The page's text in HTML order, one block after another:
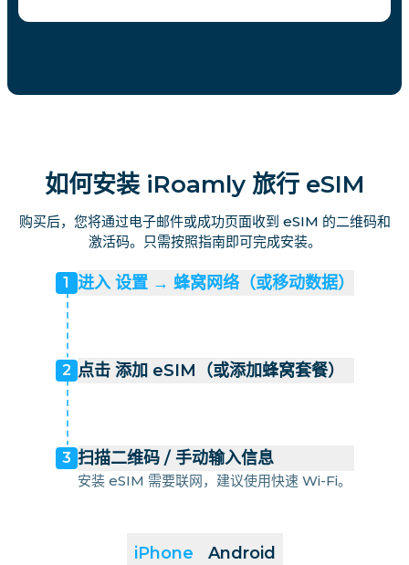
如何安装 iRoamly 旅行 eSIM
购买后，您将通过电子邮件或成功页面收到 eSIM 的二维码和
激活码。只需按照指南即可完成安装。
iPhone Android
1 进入 设置 → 蜂窝网络（或移动数据）
2 点击 添加 eSIM（或添加蜂窝套餐）
3 扫描二维码 / 手动输入信息
安装 eSIM 需要联网，建议使用快速 Wi-Fi。